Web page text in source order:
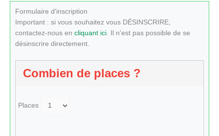
Formulaire d'inscription
Important : si vous souhaitez vous DÉSINSCRIRE,
contactez-nous en cliquant ici. Il n'est pas possible de se
désinscrire directement.
Combien de places ?
Places